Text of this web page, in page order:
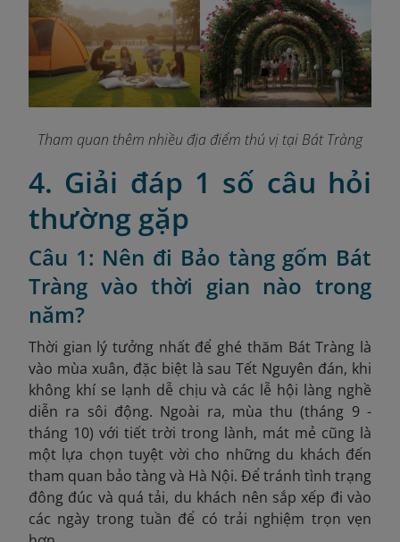
Tham quan thêm nhiều địa điểm thú vị tại Bát Tràng
4. Giải đáp 1 số câu hỏi
thường gặp
Câu 1: Nên đi Bảo tàng gốm Bát
Tràng vào thời gian nào trong
năm?
Thời gian lý tưởng nhất để ghé thăm Bát Tràng là
vào mùa xuân, đặc biệt là sau Tết Nguyên đán, khi
không khí se lạnh dễ chịu và các lễ hội làng nghề
diễn ra sôi động. Ngoài ra, mùa thu (tháng 9 -
tháng 10) với tiết trời trong lành, mát mẻ cũng là
một lựa chọn tuyệt vời cho những du khách đến
tham quan bảo tàng và Hà Nội. Để tránh tình trạng
đông đúc và quá tải, du khách nên sắp xếp đi vào
các ngày trong tuần để có trải nghiệm trọn vẹn